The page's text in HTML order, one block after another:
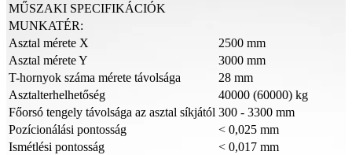
MŰSZAKI SPECIFIKÁCIÓK
MUNKATÉR:
Asztal mérete X
2500 mm
Asztal mérete Y
3000 mm
T-hornyok száma mérete távolsága
28 mm
Asztalterhelhetőség
40000 (60000) kg
Főorsó tengely távolsága az asztal síkjától 300 - 3300 mm
Pozícionálási pontosság
< 0,025 mm
Ismétlési pontosság
< 0,017 mm